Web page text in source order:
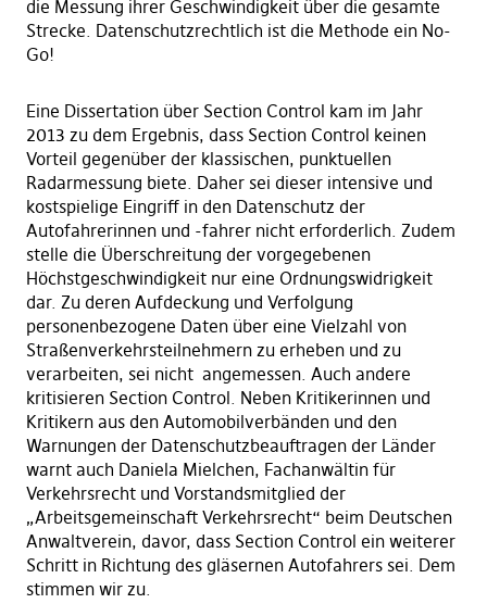
die Messung ihrer Geschwindigkeit über die gesamte
Strecke. Datenschutzrechtlich ist die Methode ein No-
Go!
Eine Dissertation über Section Control kam im Jahr
2013 zu dem Ergebnis, dass Section Control keinen
Vorteil gegenüber der klassischen, punktuellen
Radarmessung biete. Daher sei dieser intensive und
kostspielige Eingriff in den Datenschutz der
Autofahrerinnen und -fahrer nicht erforderlich. Zudem
stelle die Überschreitung der vorgegebenen
Höchstgeschwindigkeit nur eine Ordnungswidrigkeit
dar. Zu deren Aufdeckung und Verfolgung
personenbezogene Daten über eine Vielzahl von
Straßenverkehrsteilnehmern zu erheben und zu
verarbeiten, sei nicht angemessen. Auch andere
kritisieren Section Control. Neben Kritikerinnen und
Kritikern aus den Automobilverbänden und den
Warnungen der Datenschutzbeauftragen der Länder
warnt auch Daniela Mielchen, Fachanwältin für
Verkehrsrecht und Vorstandsmitglied der
„Arbeitsgemeinschaft Verkehrsrecht“ beim Deutschen
Anwaltverein, davor, dass Section Control ein weiterer
Schritt in Richtung des gläsernen Autofahrers sei. Dem
stimmen wir zu.